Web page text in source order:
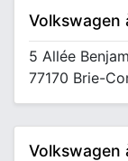
Volkswagen
5 Allée
77170 Brie-
Volkswagen